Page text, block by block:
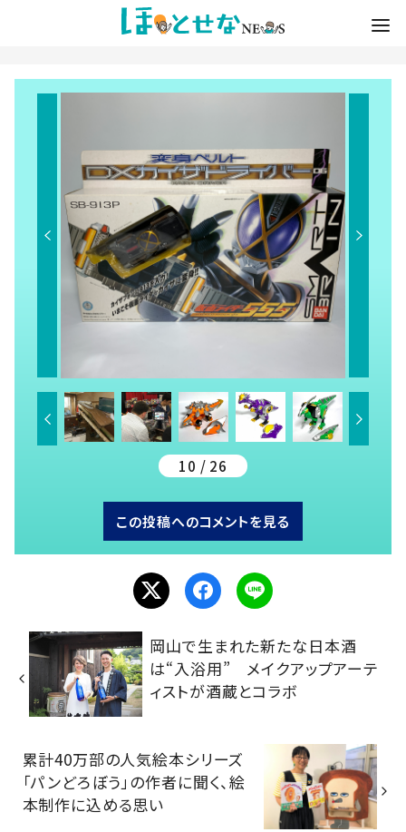
10 / 26
この投稿へのコメントを見る
岡山で生まれた新たな日本酒
は“入浴用” メイクアップアーテ
ィストが酒蔵とコラボ
累計40万部の人気絵本シリーズ
「パンどろぼう」の作者に聞く、絵
本制作に込める思い